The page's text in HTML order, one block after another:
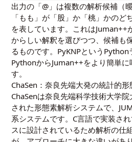
出力の「@」は複数の解析候補（
「もも」が「股」か「桃」かのど
を表しています。これはJuman++
からしい解釈を選びつつ、候補も
るものです。PyKNPというPython
PythonからJuman++をより簡単
す。
ChaSen：奈良先端大発の統計的
ChaSenは奈良先端科学技術大学
された形態素解析システムで、
系システムです。C言語で実装さ
スに設計されているため解析の仕